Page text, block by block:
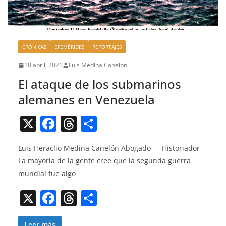
CRÓNICAS EFEMÉRIDES REPORTAJES
10 abril, 2021 Luis Medina Canelón
El ataque de los submarinos
alemanes en Venezuela
X F
c
e
b
o
o
T
h
re
a
d
s
m
Luis Her­a­clio Med­i­na Canelón Abo­ga­do — His­to­ri­ador
La may­oría de la gente cree que la segun­da guer­ra
mundi­al fue algo
X F
a
T